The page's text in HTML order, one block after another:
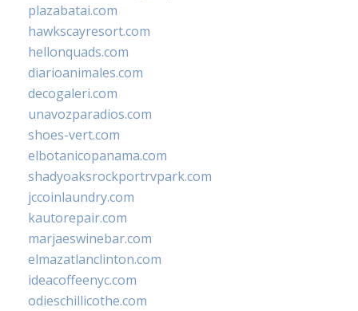
plazabatai.com
hawkscayresort.com
hellonquads.com
diarioanimales.com
decogaleri.com
unavozparadios.com
shoes-vert.com
elbotanicopanama.com
shadyoaksrockportrvpark.com
jccoinlaundry.com
kautorepair.com
marjaeswinebar.com
elmazatlanclinton.com
ideacoffeenyc.com
odieschillicothe.com